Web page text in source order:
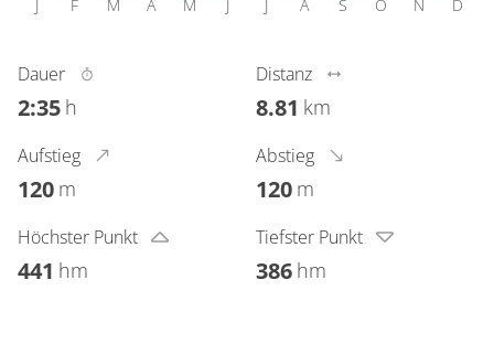
J F M A M J J A S O N D
Dauer
2:35 h
Distanz
8.81 km
Aufstieg
120 m
Abstieg
120 m
Höchster Punkt
441 hm
Tiefster Punkt
386 hm